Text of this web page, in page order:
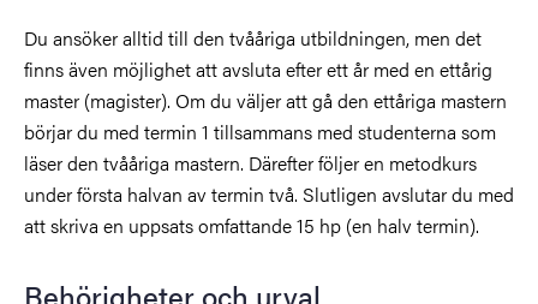
Du ansöker alltid till den tvååriga utbildningen, men det
finns även möjlighet att avsluta efter ett år med en ettårig
master (magister). Om du väljer att gå den ettåriga mastern
börjar du med termin 1 tillsammans med studenterna som
läser den tvååriga mastern. Därefter följer en metodkurs
under första halvan av termin två. Slutligen avslutar du med
att skriva en uppsats omfattande 15 hp (en halv termin).
Behörigheter och urval